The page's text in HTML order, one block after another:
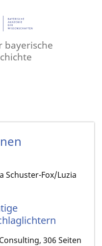
bayerische
Schuster-Fox/Luzia
306 Seiten